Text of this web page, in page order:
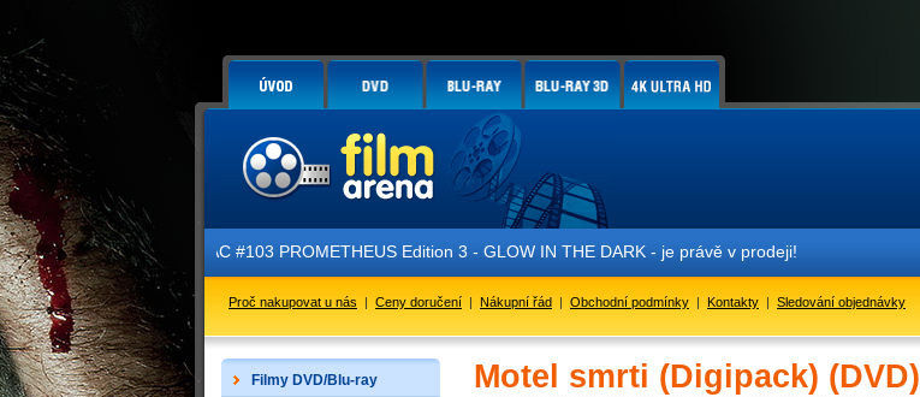
NOVINKA: FAC #103 PROMETHEUS Edition 3 - GLOW IN THE DARK - je právě v prodeji!
Proč nakupovat u nás | Ceny doručení | Nákupní řád | Obchodní podmínky | Kontakty | Sledování objednávky
Filmy DVD/Blu-ray
Motel smrti (Digipack) (DVD)